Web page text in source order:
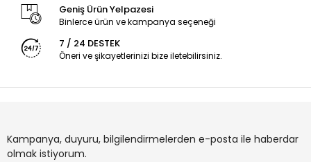
Geniş Ürün Yelpazesi
Binlerce ürün ve kampanya seçeneği
7 / 24 DESTEK
Öneri ve şikayetlerinizi bize iletebilirsiniz.
Kampanya, duyuru, bilgilendirmelerden e-posta ile haberdar
olmak istiyorum.